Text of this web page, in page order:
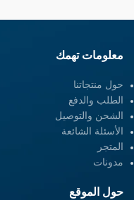
معلومات تهمك
حول منتجاتنا
الطلب والدفع
الشحن والتوصيل
الأسئلة الشائعة
المتجر
مدونات
حول الموقع